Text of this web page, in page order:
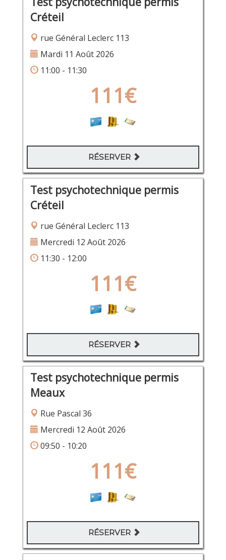
Créteil
rue Général Leclerc 113
Mardi 11 Août 2026
11:00 - 11:30
111€
RÉSERVER
Test psychotechnique permis
Créteil
rue Général Leclerc 113
Mercredi 12 Août 2026
11:30 - 12:00
111€
RÉSERVER
Test psychotechnique permis
Meaux
Rue Pascal 36
Mercredi 12 Août 2026
09:50 - 10:20
111€
RÉSERVER